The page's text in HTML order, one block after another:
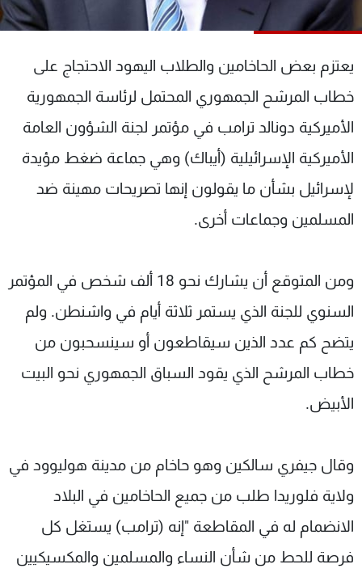
يعتزم بعض الحاخامين والطلاب اليهود الاحتجاج على
خطاب المرشح الجمهوري المحتمل لرئاسة الجمهورية
الأميركية دونالد ترامب في مؤتمر لجنة الشؤون العامة
الأميركية الإسرائيلية (أيباك) وهي جماعة ضغط مؤيدة
لإسرائيل بشأن ما يقولون إنها تصريحات مهينة ضد
المسلمين وجماعات أخرى.
ومن المتوقع أن يشارك نحو 18 ألف شخص في المؤتمر
السنوي للجنة الذي يستمر ثلاثة أيام في واشنطن. ولم
يتضح كم عدد الذين سيقاطعون أو سينسحبون من
خطاب المرشح الذي يقود السباق الجمهوري نحو البيت
الأبيض.
وقال جيفري سالكين وهو حاخام من مدينة هوليوود في
ولاية فلوريدا طلب من جميع الحاخامين في البلاد
الانضمام له في المقاطعة "إنه (ترامب) يستغل كل
فرصة للحط من شأن النساء والمسلمين والمكسيكيين
شاهد البرامج
عن MTV
لاعلاناتكم
وظائف
تواصل معنا
شروط الإسـتخدام
سياسة الخصوصية